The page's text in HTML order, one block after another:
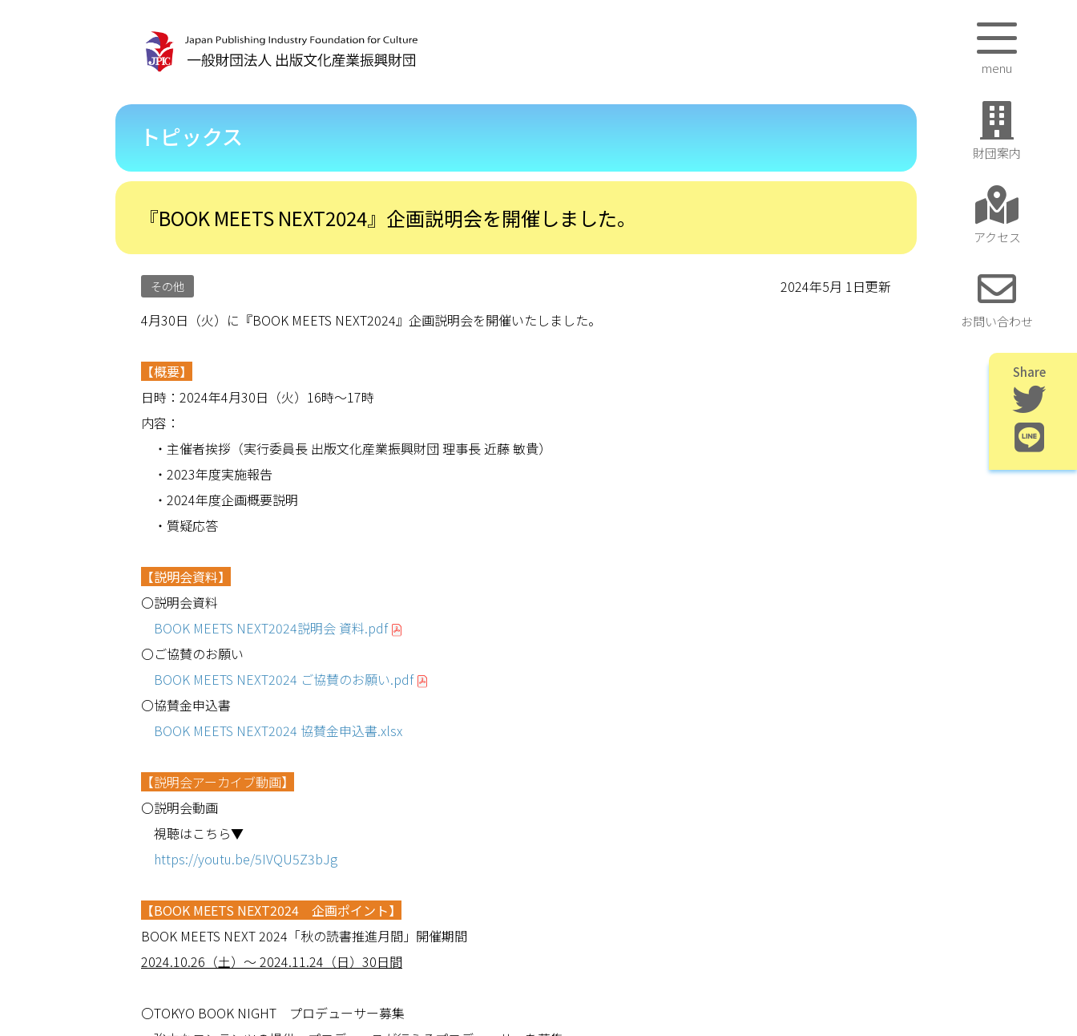
財団案内
アクセス
お問い合わせ
menu
Share
トピックス
『BOOK MEETS NEXT2024』企画説明会を開催しました。
その他
2024年5月 1日更新
4月30日（火）に『BOOK MEETS NEXT2024』企画説明会を開催いたしました。
【概要】
日時： 2024年4月30日（火） 16時～17時
内容：
・主催者挨拶（実行委員長 出版文化産業振興財団 理事長 近藤 敏貴）
・2023年度実施報告
・2024年度企画概要説明
・質疑応答
【説明会資料】
〇説明会資料
BOOK MEETS NEXT2024説明会 資料.pdf
〇ご協賛のお願い
BOOK MEETS NEXT2024 ご協賛のお願い.pdf
〇協賛金申込書
BOOK MEETS NEXT2024 協賛金申込書.xlsx
【説明会アーカイブ動画】
〇説明会動画
視聴はこちら▼
https://youtu.be/5IVQU5Z3bJg
【BOOK MEETS NEXT2024 企画ポイント】
BOOK MEETS NEXT 2024「秋の読書推進月間」開催期間
2024.10.26 （土）～ 2024.11.24 （日） 30日間
〇TOKYO BOOK NIGHT プロデューサー募集